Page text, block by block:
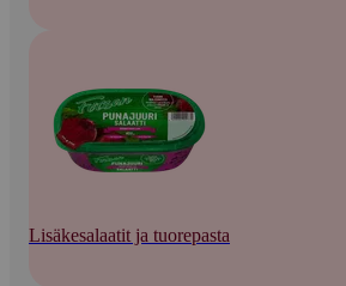
Lisäkesalaatit ja tuorepasta